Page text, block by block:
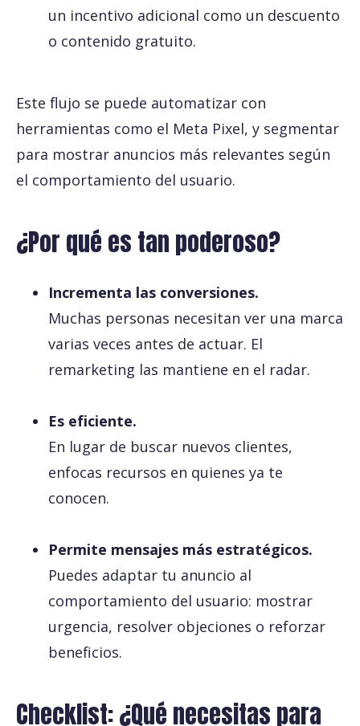
un incentivo adicional como un descuento
o contenido gratuito.
Este flujo se puede automatizar con
herramientas como el Meta Pixel, y segmentar
para mostrar anuncios más relevantes según
el comportamiento del usuario.
¿Por qué es tan poderoso?
Incrementa las conversiones.
Muchas personas necesitan ver una marca
varias veces antes de actuar. El
remarketing las mantiene en el radar.
Es eficiente.
En lugar de buscar nuevos clientes,
enfocas recursos en quienes ya te
conocen.
Permite mensajes más estratégicos.
Puedes adaptar tu anuncio al
comportamiento del usuario: mostrar
urgencia, resolver objeciones o reforzar
beneficios.
Checklist: ¿Qué necesitas para